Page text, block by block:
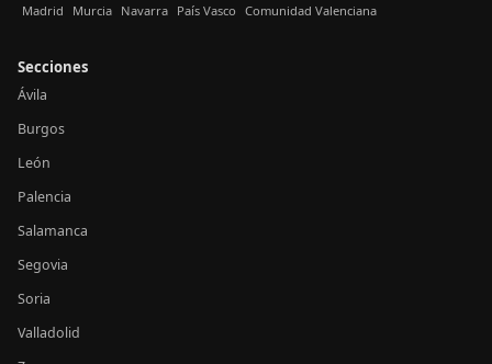
Madrid Murcia Navarra País Vasco Comunidad Valenciana
Secciones
Ávila
Burgos
León
Palencia
Salamanca
Segovia
Soria
Valladolid